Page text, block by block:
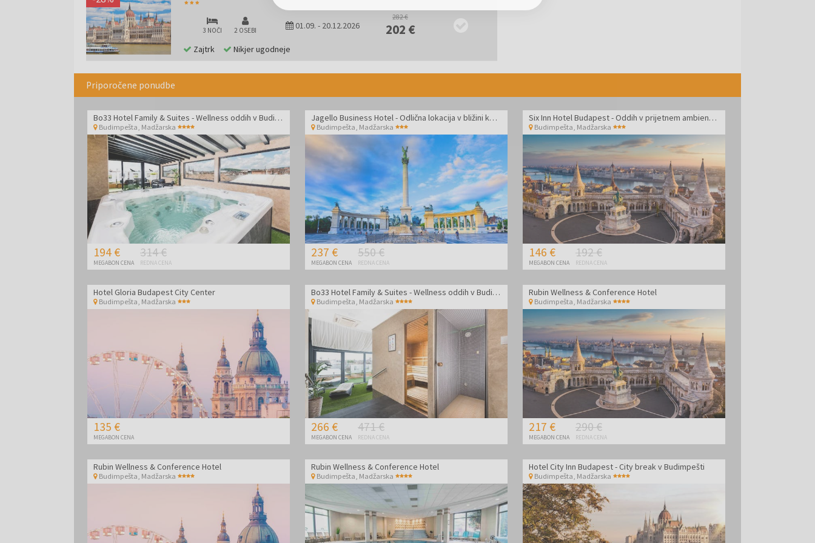
3 NOČI 2 OSEBI 01.09. - 20.12.2026
282 €
202 €
Zajtrk Nikjer ugodneje
Priporočene ponudbe
Bo33 Hotel Family & Suites - Wellness oddih v Budimpešti
Budimpešta Madžarska
194 €
MEGABON CENA
314 €
REDNA CENA
Jagello Business Hotel - Odlična lokacija v bližini kongresnega centra
Budimpešta Madžarska
237 €
MEGABON CENA
550 €
REDNA CENA
Six Inn Hotel Budapest - Oddih v prijetnem ambientu v središču Budimpešte
Budimpešta Madžarska
146 €
MEGABON CENA
192 €
REDNA CENA
Hotel Gloria Budapest City Center
Budimpešta Madžarska
135 €
MEGABON CENA
Bo33 Hotel Family & Suites - Wellness oddih v Budimpešti
Budimpešta Madžarska
266 €
MEGABON CENA
471 €
REDNA CENA
Rubin Wellness & Conference Hotel
Budimpešta Madžarska
217 €
MEGABON CENA
290 €
REDNA CENA
Rubin Wellness & Conference Hotel
Budimpešta Madžarska
Rubin Wellness & Conference Hotel
Budimpešta Madžarska
Hotel City Inn Budapest - City break v Budimpešti
Budimpešta Madžarska